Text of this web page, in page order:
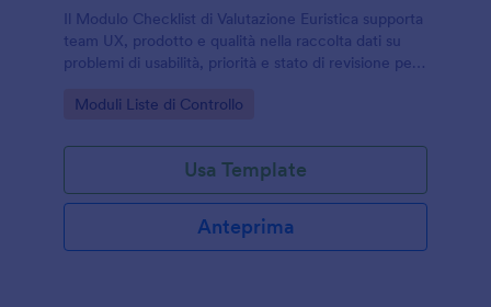
Il Modulo Checklist di Valutazione Euristica supporta
team UX, prodotto e qualità nella raccolta dati su
problemi di usabilità, priorità e stato di revisione per
Go to Category:
Moduli Liste di Controllo
Usa Template
Anteprima